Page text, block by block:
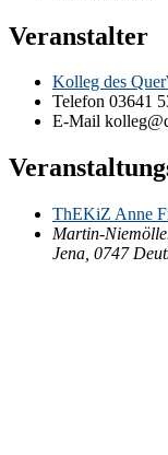
Veranstalter
Kolleg des
Telefon 03641
E-Mail
ThEKiZ Anne
Martin-
Jena 0747